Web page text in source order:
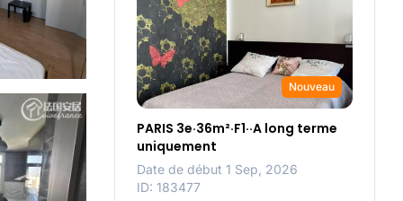
Nouveau
PARIS 3e·36m²·F1··A long terme
uniquement
Date de début 1 Sep, 2026
ID: 183477